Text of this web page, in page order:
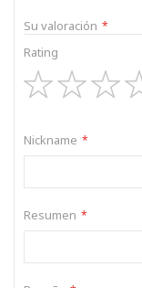
Su valoración
Rating
Nickname
Resumen